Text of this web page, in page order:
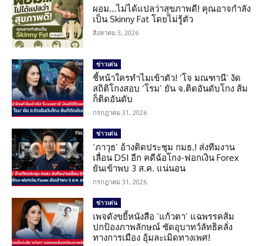
ผอม…ไม่ได้แปลว่าสุขภาพดี! คุณอาจกำลัง
เป็น Skinny Fat โดยไม่รู้ตัว
สิงหาคม 3, 2026
ข่าวเด่น
ชี้หน้าใครทำไมเข้าตัว! ‘โจ มณฑานี’ งัด
สถิติโกงสอบ ‘โรม’ ยัน จ.ติดอันดับโกง ส้ม
ก็ติดอันดับ
กรกฎาคม 31, 2026
ข่าวเด่น
‘ภาวุธ’ อ้างติดประชุม กมธ.! ส่งทีมงาน
เลื่อน DSI อีก คดีฉ้อโกง-ฟอกเงิน Forex
ยันเข้าพบ 3 ส.ค. แน่นอน
กรกฎาคม 31, 2026
ข่าวเด่น
เพจดังขยี้หนังสือ ‘แก้วตา’ แฉพรรคส้ม
ปกป้องภาพลักษณ์ ซัดอุบาทว์ลัทธิคลั่ง
ทางการเมือง อุ้มละเมิดทางเพศ!